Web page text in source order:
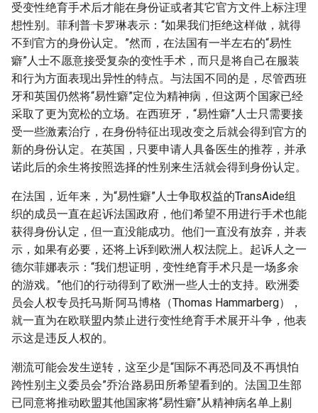
受变性绝育手术后才能在身份证或者其它官方文件上标注理
想性别。菲利普·卡罗琳表示：“如果我们拒绝这样做，就得
不到官方的身份认定。”然而，在法国有一半左右的“易性
癖”人士不愿意接受复杂的变性手术，而只是将自己在服装
和行为方面表现出异性的特点。与法国不同的是，尽管西班
牙和英国仍然将“易性癖”定位为精神病，但这两个国家已经
采取了更为宽松的立场。在西班牙，“易性癖”人士只需要接
受一些激素治疗，在身份特征出现改变之后就会得到官方的
新的身份认定。在英国，只要申请人具备医生的推荐，并承
诺此后的余生将按照选择的性别来生活就会得到身份认定。
在法国，近年来，为“易性癖”人士争取权益的TransAide组
织的成员一直在起诉法国政府，他们希望不用进行手术也能
获得身份认定，但一直没能成功。他们一直没有放弃，并表
示，如果有必要，还将上诉到欧洲人权法院上。起诉人之一
德尔菲娜表示：“我们想证明，变性绝育手术只是一场多余
的游戏。”他们的行动得到了欧洲一些人士的支持。欧洲委
员会人权专员托马斯·阿马博格（Thomas Hammarberg），
就一直为在欧联盟内禁止进行变性绝育手术展开斗争，他表
示这是违反人权的。
潮流可能会发生逆转，这至少是“国际不再恐同及不再惧怕
跨性别主义委员会”乔治·路易田所希望看到的。法国卫生部
已同意将推动欧盟其他国家将“易性癖”从精神病名单上剔